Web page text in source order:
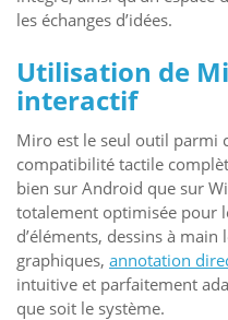
les échanges d’idées.
Utilisation de
interactif
Miro est le seul outil parmi
compatibilité tactile
bien sur Android que sur
totalement optimisée pour
d’éléments, dessins à
graphiques, annotation
intuitive et parfaitement
que soit le système.